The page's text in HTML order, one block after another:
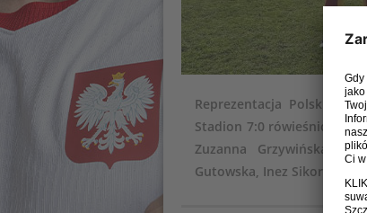
Reprezentacja Polski
Stadion 7:0 rówieśniczki z
Zuzanna Grzywińska,
Gutowska, Inez Sikora i